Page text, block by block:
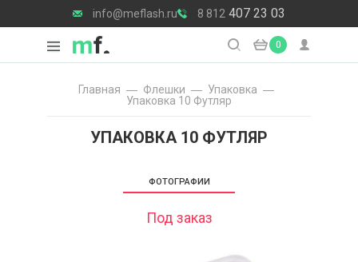
info@meflash.ru 8 812 407 23 03
0
Главная Флешки
Упаковка
Упаковка 10 Футляр
УПАКОВКА 10 ФУТЛЯР
ФОТОГРАФИИ
Под заказ